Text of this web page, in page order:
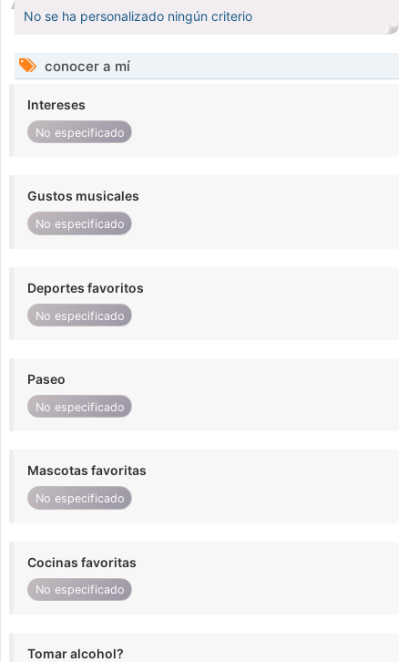
No se ha personalizado ningún criterio
conocer a mí
Intereses
No especificado
Gustos musicales
No especificado
Deportes favoritos
No especificado
Paseo
No especificado
Mascotas favoritas
No especificado
Cocinas favoritas
No especificado
Tomar alcohol?